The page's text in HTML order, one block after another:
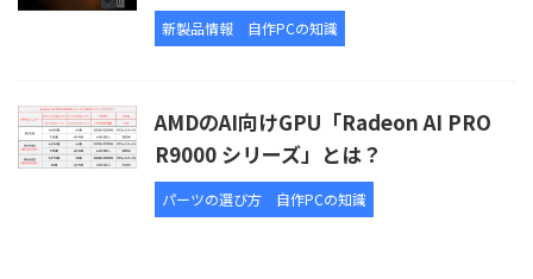
新製品情報 自作PCの知識
AMDのAI向けGPU「Radeon AI PRO
R9000 シリーズ」とは？
パーツの選び方 自作PCの知識